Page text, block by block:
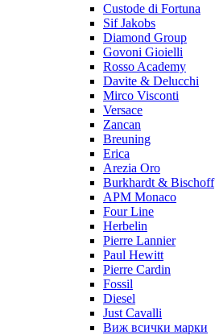
Custode di Fortuna
Sif Jakobs
Diamond Group
Govoni Gioielli
Rosso Academy
Davite & Delucchi
Mirco Visconti
Versace
Zancan
Breuning
Erica
Arezia Oro
Burkhardt & Bischoff
APM Monaco
Four Line
Herbelin
Pierre Lannier
Paul Hewitt
Pierre Cardin
Fossil
Diesel
Just Cavalli
Виж всички марки